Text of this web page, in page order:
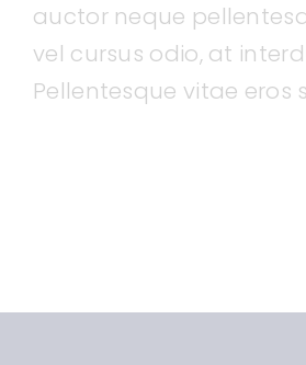
auctor neque
vel cursus odio, at
Pellentesque vitae eros